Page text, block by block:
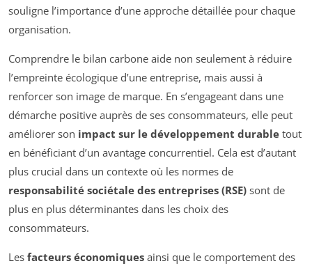
souligne l’importance d’une approche détaillée pour chaque
organisation.
Comprendre le bilan carbone aide non seulement à réduire
l’empreinte écologique d’une entreprise, mais aussi à
renforcer son image de marque. En s’engageant dans une
démarche positive auprès de ses consommateurs, elle peut
améliorer son impact sur le développement durable tout
en bénéficiant d’un avantage concurrentiel. Cela est d’autant
plus crucial dans un contexte où les normes de
responsabilité sociétale des entreprises (RSE) sont de
plus en plus déterminantes dans les choix des
consommateurs.
Les facteurs économiques ainsi que le comportement des